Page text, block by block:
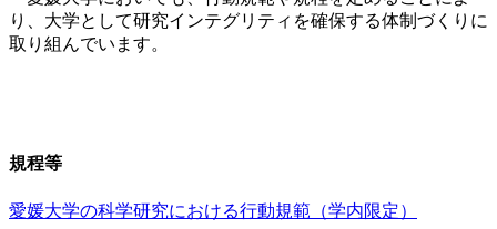
り、大学として研究インテグリティを確保する体制づくりに
取り組んでいます。
規程等
愛媛大学の科学研究における行動規範（学内限定）​